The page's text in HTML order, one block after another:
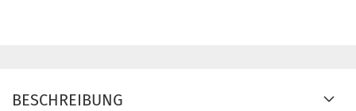
BESCHREIBUNG